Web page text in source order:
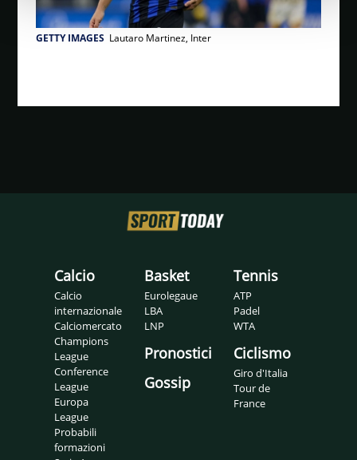
GETTY IMAGES Lautaro Martinez, Inter
Calcio
Calcio
internazionale
Calciomercato
Champions
League
Conference
League
Europa
League
Probabili
formazioni
Basket
Eurolegaue
LBA
LNP
Pronostici
Gossip
Tennis
ATP
Padel
WTA
Ciclismo
Giro d'Italia
Tour de
France